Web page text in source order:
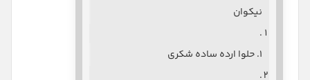
نیکوان
۱. حلوا ارده ساده شکری